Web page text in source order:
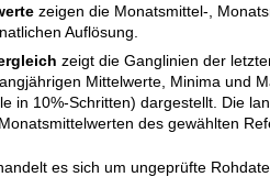
zeigen die Monatsmittel-,
Auflösung.
zeigt die Ganglinien der
Mittelwerte, Minima und
in 10%-Schritten) dargestellt. Die
des gewählten
es sich um ungeprüfte